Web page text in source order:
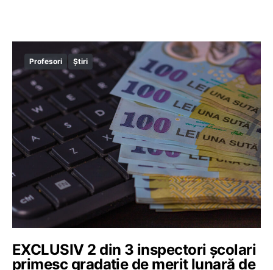
Profesori Știri
EXCLUSIV 2 din 3 inspectori școlari
primesc gradație de merit lunară de